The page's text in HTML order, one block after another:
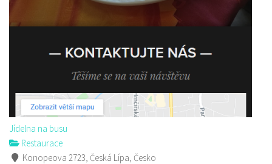
Jídelna na busu
Restaurace
Konopeova 2723, Česká Lípa, Česko